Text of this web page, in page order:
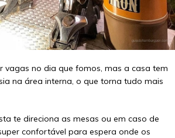
vagas no dia que fomos, mas a casa tem
na área interna, o que torna tudo mais
te direciona as mesas ou em caso de
confortável para espera onde os